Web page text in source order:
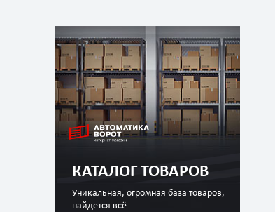
КАТАЛОГ ТОВАРОВ
Уникальная, огромная база товаров,
найдется всё